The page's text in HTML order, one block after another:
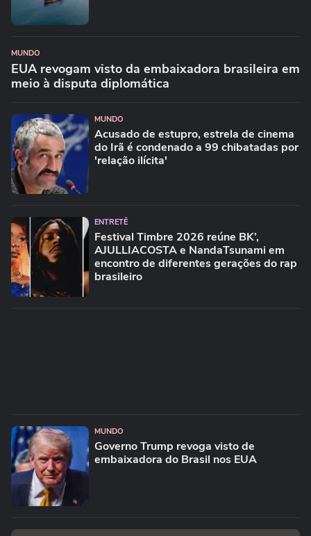
MUNDO
EUA revogam visto da embaixadora brasileira em
meio à disputa diplomática
MUNDO
Acusado de estupro, estrela de cinema
do Irã é condenado a 99 chibatadas por
'relação ilícita'
ENTRETÊ
Festival Timbre 2026 reúne BK’,
AJULLIACOSTA e NandaTsunami em
encontro de diferentes gerações do rap
brasileiro
MUNDO
Governo Trump revoga visto de
embaixadora do Brasil nos EUA